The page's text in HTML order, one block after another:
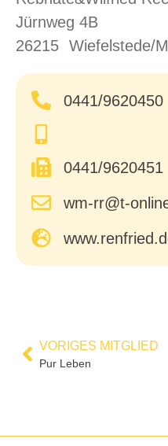
Jürnweg 4B
26215 Wiefelstede/
0441/9620450
0441/9620451
wm-rr@t-
VORIGES MITGLIED
Pur Leben